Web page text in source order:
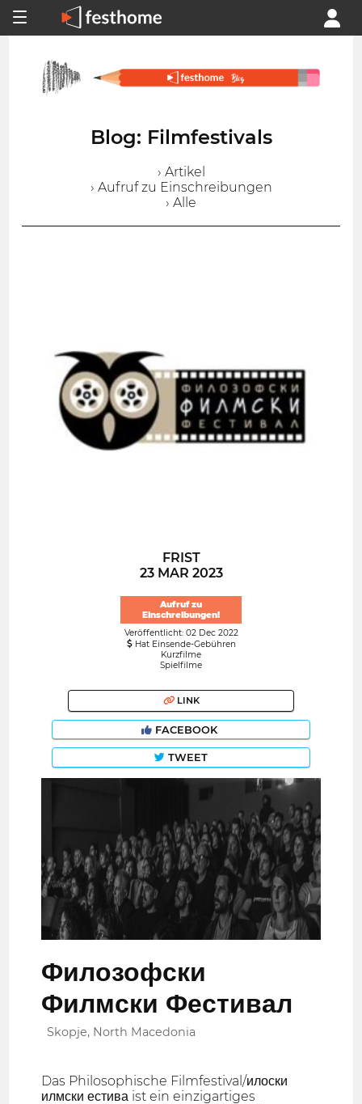
Blog: Filmfestivals
› Artikel
› Aufruf zu Einschreibungen
› Alle
FRIST
23 MAR 2023
Aufruf zu
Einschreibungen!
Veröffentlicht: 02 Dec 2022
Hat Einsende-Gebühren
Kurzfilme
Spielfilme
LINK
FACEBOOK
TWEET
Филозофски
Филмски Фестивал
Skopje, North Macedonia
Das Philosophische Filmfestival/илоски
илмски естива ist ein einzigartiges